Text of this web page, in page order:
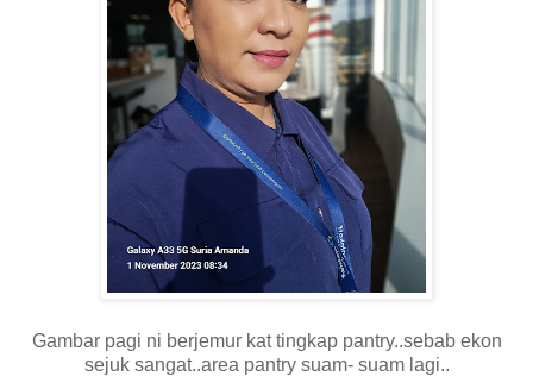
Gambar pagi ni berjemur kat tingkap pantry..sebab ekon
sejuk sangat..area pantry suam- suam lagi..